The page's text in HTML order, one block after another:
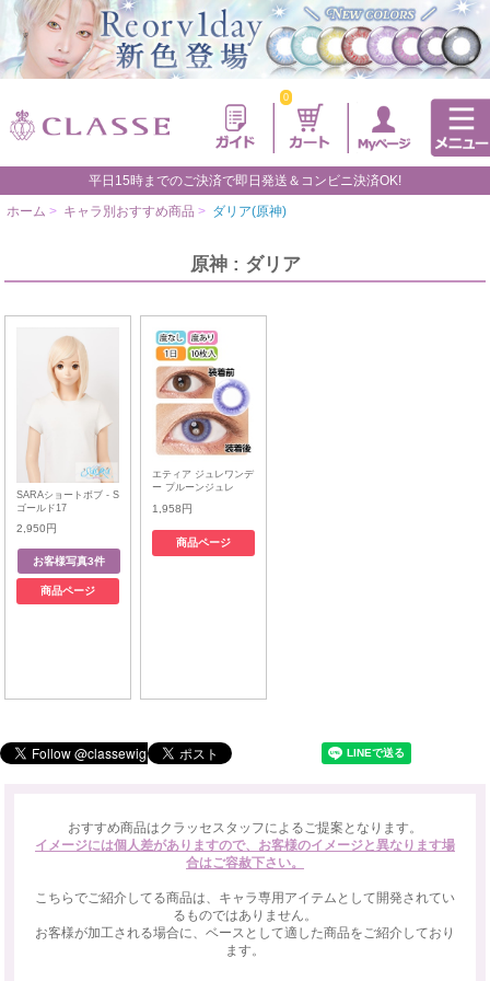
0
平日15時までのご決済で即日発送＆コンビニ決済OK!
ホーム > キャラ別おすすめ商品 > ダリア(原神)
原神 : ダリア
SARAショートボブ - S
ゴールド17
2,950円
商品ページ
エティア ジュレワンデ
ー プルーンジュレ
1,958円
商品ページ
おすすめ商品はクラッセスタッフによるご提案となります。
イメージには個人差がありますので、お客様のイメージと異なります場
合はご容赦下さい。
こちらでご紹介してる商品は、キャラ専用アイテムとして開発されてい
るものではありません。
お客様が加工される場合に、ベースとして適した商品をご紹介しており
ます。